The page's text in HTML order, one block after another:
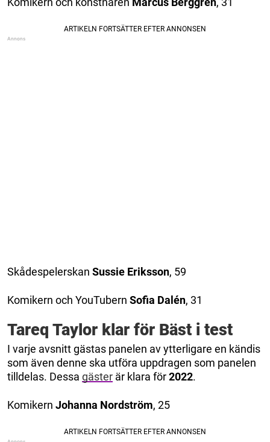
Skådespelerskan Sussie Eriksson, 59
Komikern och YouTubern Sofia Dalén, 31
Tareq Taylor klar för Bäst i test
I varje avsnitt gästas panelen av ytterligare en kändis
som även denne ska utföra uppdragen som panelen
tilldelas. Dessa gäster är klara för2022.
Komikern Johanna Nordström, 25